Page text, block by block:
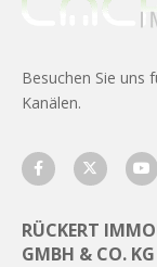
Besuchen Sie uns
Kanälen.
RÜCKERT
GMBH & CO. KG